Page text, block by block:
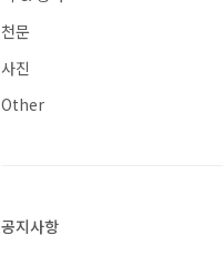
천문
사진
Other
공지사항